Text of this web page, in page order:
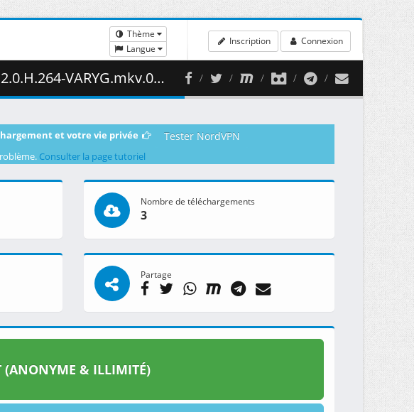
Thème
Langue
Inscription Connexion
( 462.95 MB )
et votre vie privée Tester NordVPN
Consulter la page tutoriel
Nombre de téléchargements
3
Partage
& ILLIMITÉ)